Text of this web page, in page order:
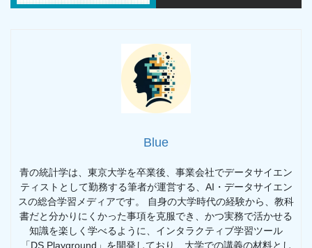
Blue
青の統計学は、東京大学を卒業後、事業会社でデータサイエン
ティストとして勤務する筆者が運営する、AI・データサイエン
スの総合学習メディアです。 自身の大学時代の経験から、教科
書だと分かりにくかった事項を克服でき、かつ実務で活かせる
知識を楽しく学べるように、インタラクティブ学習ツール
「DS Playground」を開発しており、大学での講義の材料とし